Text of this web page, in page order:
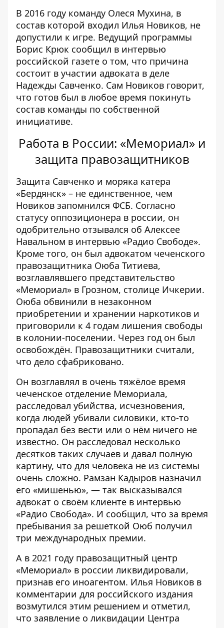
В 2016 году команду Олеся Мухина, в
состав которой входил Илья Новиков, не
допустили к игре. Ведущий программы
Борис Крюк сообщил в интервью
российской газете о том, что причина
состоит в участии адвоката в деле
Надежды Савченко. Сам Новиков говорит,
что готов был в любое время покинуть
состав команды по собственной
инициативе.
Работа в России: «Мемориал» и
защита правозащитников
Защита Савченко и моряка катера
«Бердянск» – не единственное, чем
Новиков запомнился ФСБ. Согласно
статусу оппозиционера в россии, он
одобрительно отзывался об Алексее
Навальном в интервью «Радио Свободе».
Кроме того, он был адвокатом чеченского
правозащитника Оюба Титиева,
возглавлявшего представительство
«Мемориал» в Грозном, столице Ичкерии.
Оюба обвинили в незаконном
приобретении и хранении наркотиков и
приговорили к 4 годам лишения свободы
в колонии-поселении. Через год он был
освобождён. Правозащитники считали,
что дело сфабриковано.
Он возглавлял в очень тяжёлое время
чеченское отделение Мемориала,
расследовал убийства, исчезновения,
когда людей убивали силовики, кто-то
пропадал без вести или о нём ничего не
известно. Он расследовал несколько
десятков таких случаев и давал полную
картину, что для человека не из системы
очень сложно. Рамзан Кадыров назначил
его «мишенью», — так высказывался
адвокат о своём клиенте в интервью
«Радио Свобода». И сообщил, что за время
пребывания за решеткой Оюб получил
три международных премии.
А в 2021 году правозащитный центр
«Мемориал» в россии ликвидировали,
признав его иноагентом. Илья Новиков в
комментарии для российского издания
возмутился этим решением и отметил,
что заявление о ликвидации Центра